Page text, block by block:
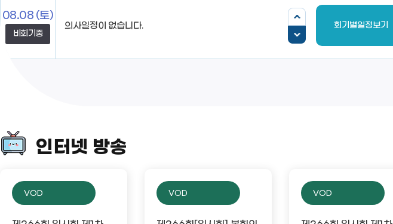
08.08 (토)
비회기중
의사일정이 없습니다. 회기별일정보기
인터넷 방송
VOD VOD VOD